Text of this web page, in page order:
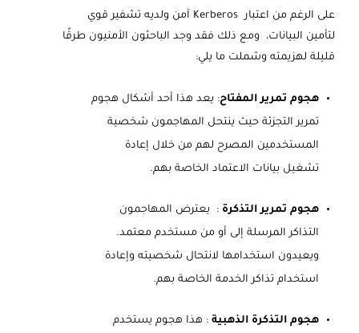
على الرغم من اعتبار Kerberos آمن ولديه تشفير قوي
لتأمين البيانات، ومع ذلك فقد وجد الباحثون الأمنيون طرقًا
قليلة لهزيمته وشملت ما يلي:
هجوم تمرير المفتاح: يعد هذا أحد أشكال هجوم
تمرير التجزئة حيث ينتحل المهاجمون شخصية
المستخدمين المصرح لهم من خلال إعادة
تشغيل بيانات الاعتماد الخاصة بهم.
هجوم تمرير التذكرة : يعترض المهاجمون
التذاكر المرسلة إلى أو من مستخدم معتمد.
ويعيدون استخدامها لانتحال شخصيته وإعادة
استخدام تذاكر الخدمة الخاصة بهم.
هجوم التذكرة الذهبية : هذا هجوم يستخدم